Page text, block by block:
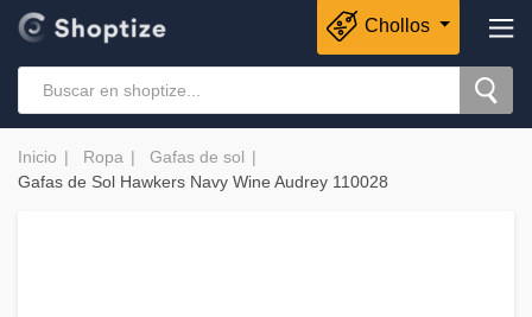
Chollos
Inicio Ropa
Gafas de sol
Gafas de Sol Hawkers Navy Wine Audrey 110028